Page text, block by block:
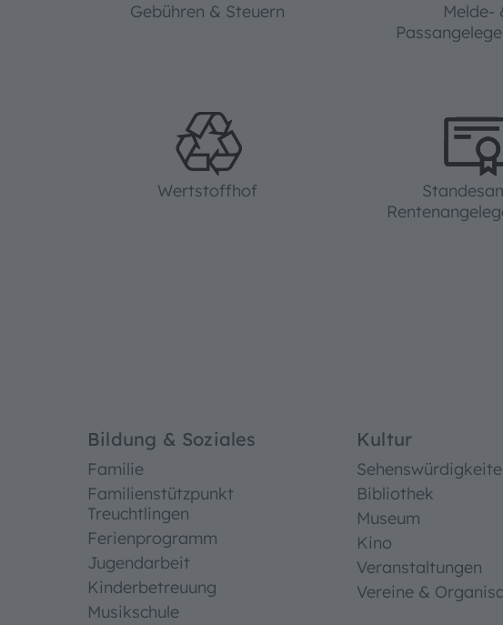
Gebühren & Steuern
Melde-
Wertstoffhof
Bildung & Soziales
Familie
Familienstützpunkt
Treuchtlingen
Ferienprogramm
Jugendarbeit
Kinderbetreuung
Musikschule
Kultur
Bibliothek
Museum
Kino
Veranstaltungen
Vereine &